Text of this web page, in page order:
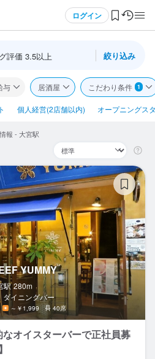
ログイン
無料会員登録
評価 3.5以上 絞り込み
与 居酒屋 こだわり条件 1
個人経営(2店舗以内) オープニングス
報 - 大宮駅
YUMMY
駅 280m
ダイニングバー
～￥1,999 40席
オイスターバーで正社員募